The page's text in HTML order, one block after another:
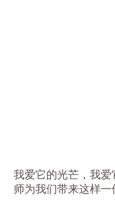
我爱它的光芒，我
师为我们带来这样一